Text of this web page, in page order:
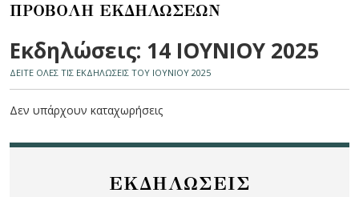
ΠΡΟΒΟΛΗ ΕΚΔΗΛΩΣΕΩΝ
Εκδηλώσεις: 14 ΙΟΥΝΙΟΥ 2025
ΔΕΙΤΕ ΟΛΕΣ ΤΙΣ ΕΚΔΗΛΩΣΕΙΣ ΤΟΥ ΙΟΥΝΙΟΥ 2025
Δεν υπάρχουν καταχωρήσεις
ΕΚΔΗΛΩΣΕΙΣ